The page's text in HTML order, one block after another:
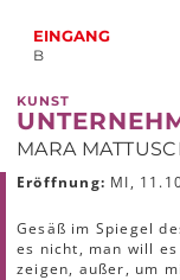
EINGANG
B
KUNST
MARA
Eröffnung: MI,
Gesäß im Spiegel
es nicht, man will
zeigen, außer, um